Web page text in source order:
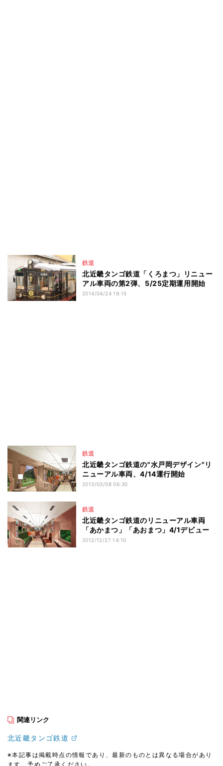
鉄道
北近畿タンゴ鉄道「くろまつ」リニュー
アル車両の第2弾、5/25定期運用開始
2014/04/24 19:15
鉄道
北近畿タンゴ鉄道の"水戸岡デザイン"リ
ニューアル車両、4/14運行開始
2013/03/08 06:30
鉄道
北近畿タンゴ鉄道のリニューアル車両
「あかまつ」「あおまつ」4/1デビュー
2012/12/27 14:10
関連リンク
北近畿タンゴ鉄道
※本記事は掲載時点の情報であり、最新のものとは異なる場合があり
ます。予めご了承ください。